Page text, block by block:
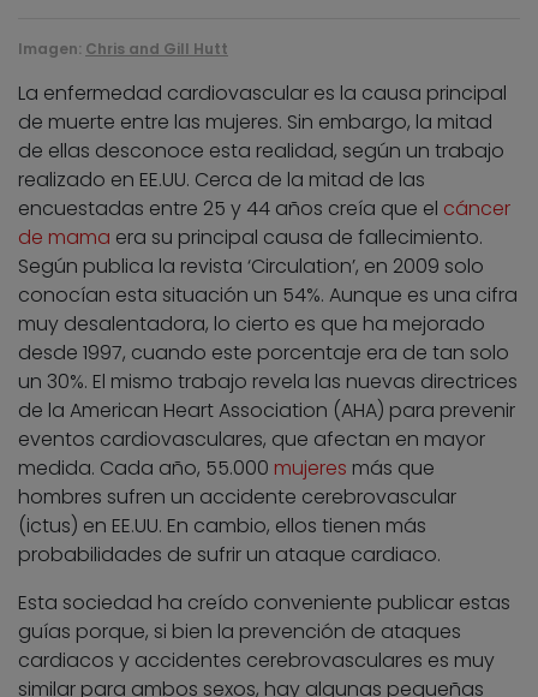
Imagen: Chris and Gill Hutt
La enfermedad cardiovascular es la causa principal
de muerte entre las mujeres. Sin embargo, la mitad
de ellas desconoce esta realidad, según un trabajo
realizado en EE.UU. Cerca de la mitad de las
encuestadas entre 25 y 44 años creía que el cáncer
de mama era su principal causa de fallecimiento.
Según publica la revista ‘Circulation’, en 2009 solo
conocían esta situación un 54%. Aunque es una cifra
muy desalentadora, lo cierto es que ha mejorado
desde 1997, cuando este porcentaje era de tan solo
un 30%. El mismo trabajo revela las nuevas directrices
de la American Heart Association (AHA) para prevenir
eventos cardiovasculares, que afectan en mayor
medida. Cada año, 55.000 mujeres más que
hombres sufren un accidente cerebrovascular
(ictus) en EE.UU. En cambio, ellos tienen más
probabilidades de sufrir un ataque cardiaco.
Esta sociedad ha creído conveniente publicar estas
guías porque, si bien la prevención de ataques
cardiacos y accidentes cerebrovasculares es muy
similar para ambos sexos, hay algunas pequeñas